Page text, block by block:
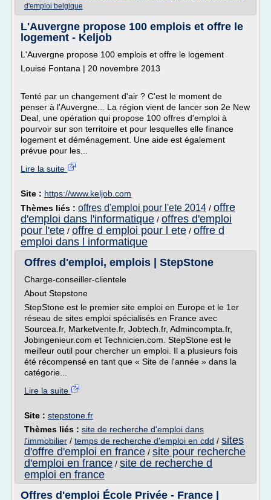
d'emploi belgique
L'Auvergne propose 100 emplois et offre le
logement - Keljob
L'Auvergne propose 100 emplois et offre le logement
Louise Fontana | 20 novembre 2013
Tenté par un changement d'air ? C'est le moment de
penser à l'Auvergne... La région vient de lancer son 2e New
Deal, une opération qui propose 100 offres d'emploi à
pourvoir sur son territoire et pour lesquelles elle finance
logement et déménagement. Une aide est également
prévue pour les...
Lire la suite
Site : https://www.keljob.com
Thèmes liés : offres d'emploi pour l'ete 2014 / offre
d'emploi dans l'informatique / offres d'emploi
pour l'ete / offre d emploi pour l ete / offre d
emploi dans l informatique
Offres d'emploi, emplois | StepStone
Charge-conseiller-clientele
About Stepstone
StepStone est le premier site emploi en Europe et le 1er
réseau de sites emploi spécialisés en France avec
Sourcea.fr, Marketvente.fr, Jobtech.fr, Admincompta.fr,
Jobingenieur.com et Technicien.com. StepStone est le
meilleur outil pour chercher un emploi. Il a plusieurs fois
été récompensé en tant que « Site de l'année » dans la
catégorie...
Lire la suite
Site : stepstone.fr
Thèmes liés : site de recherche d'emploi dans
l'immobilier / temps de recherche d'emploi en cdd / sites
d'offre d'emploi en france / site pour recherche
d'emploi en france / site de recherche d
emploi en france
Offres d'emploi École Privée - France |